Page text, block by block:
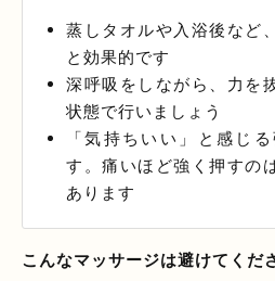
蒸しタオルや入浴後など
と効果的です
深呼吸をしながら、力を
状態で行いましょう
「気持ちいい」と感じ
す。痛いほど強く押すの
あります
こんなマッサージは避けてくだ